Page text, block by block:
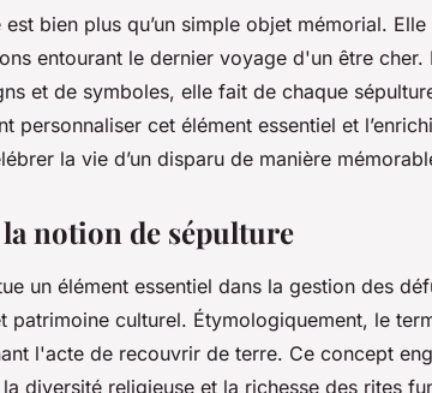
funéraire
bien plus qu’un simple objet mémorial.
entourant le dernier voyage d'un être cher.
et de symboles, elle fait de chaque
personnaliser cet élément essentiel et
la vie d’un disparu de manière
notion de sépulture
un élément essentiel dans la gestion des
patrimoine culturel. Étymologiquement, le
l'acte de recouvrir de terre. Ce concept
diversité religieuse et la richesse des rites